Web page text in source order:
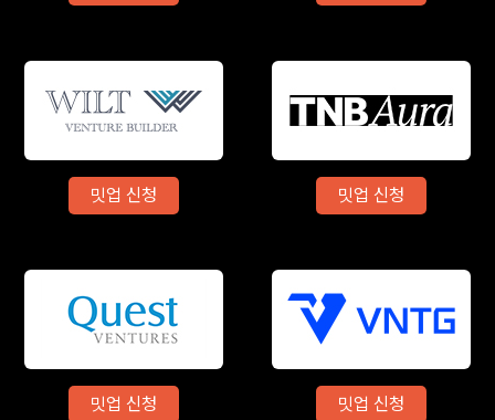
밋업 신청 밋업 신청
밋업 신청 밋업 신청